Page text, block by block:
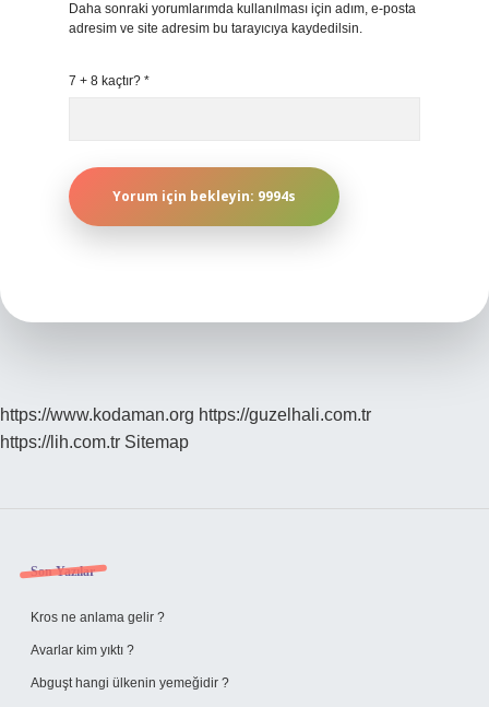
Daha sonraki yorumlarımda kullanılması için adım, e-posta
adresim ve site adresim bu tarayıcıya kaydedilsin.
7 + 8 kaçtır? *
https://www.kodaman.org https://guzelhali.com.tr
https://lih.com.tr Sitemap
Sidebar
Son Yazılar
Kros ne anlama gelir ?
Avarlar kim yıktı ?
Abguşt hangi ülkenin yemeğidir ?